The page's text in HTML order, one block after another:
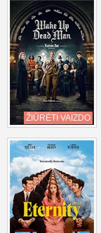
ŽIŪRĖTI VAIZDO